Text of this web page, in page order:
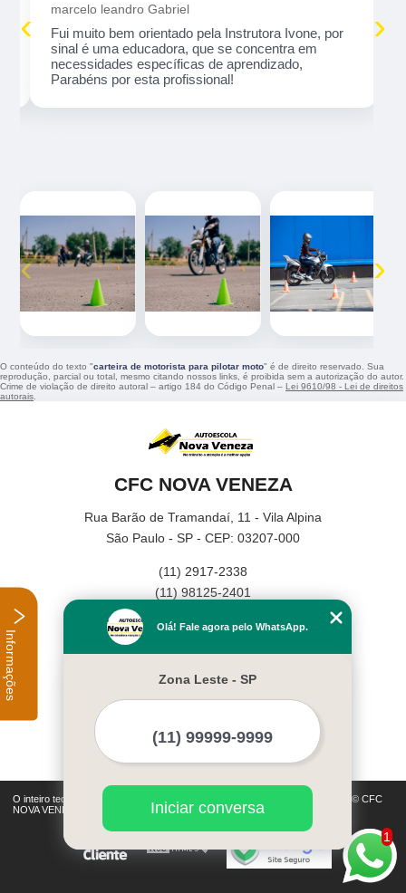
marcelo leandro Gabriel
Fui muito bem orientado pela Instrutora Ivone, por
sinal é uma educadora, que se concentra em
necessidades específicas de aprendizado,
Parabéns por esta profissional!
‹ ›
‹ ›
O conteúdo do texto "carteira de motorista para pilotar moto" é de direito reservado. Sua
reprodução, parcial ou total, mesmo citando nossos links, é proibida sem a autorização do autor.
Crime de violação de direito autoral – artigo 184 do Código Penal – Lei 9610/98 - Lei de direitos
autorais
CFC NOVA VENEZA
Rua Barão de Tramandaí, 11 - Vila Alpina
São Paulo - SP - CEP: 03207-000
(11) 2917-2338
(11) 98125-2401
Home
Mapa do site
O inteiro teor deste site está sujeito à proteção de direitos autorais. Copyright© CFC
NOVA VENEZA (Lei 9610 de 19/02/1998)
1
Olá! Fale agora pelo WhatsApp.
Zona Leste - SP
Iniciar conversa
Informações